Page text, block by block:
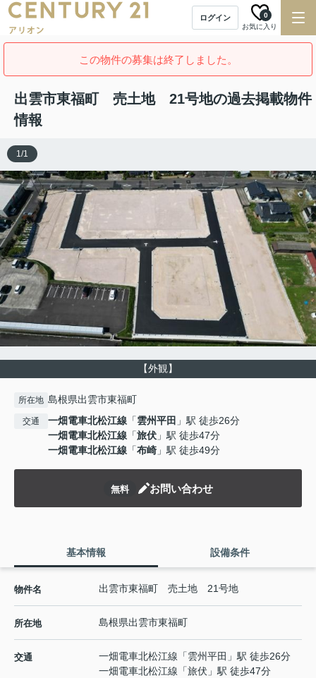
ログイン
お気に入り
0
この物件の募集は終了しました。
出雲市東福町 売土地 21号地の過去掲載物件
情報
【外観】
1/1
所在地 島根県出雲市東福町
交通 一畑電車北松江線 「雲州平田 」駅 徒歩26分
一畑電車北松江線 「旅伏 」駅 徒歩47分
一畑電車北松江線 「布崎 」駅 徒歩49分
無料 お問い合わせ
基本情報 設備条件
物件名 出雲市東福町 売土地 21号地
所在地 島根県出雲市東福町
交通 一畑電車北松江線 「雲州平田 」駅 徒歩26分
一畑電車北松江線 「旅伏 」駅 徒歩47分